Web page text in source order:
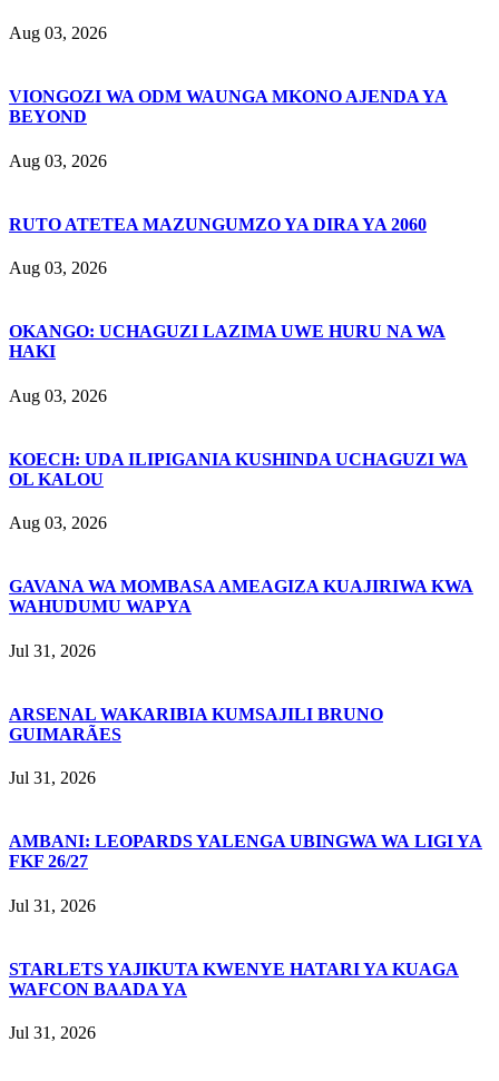
Aug 03, 2026
VIONGOZI WA ODM WAUNGA MKONO AJENDA YA
BEYOND
Aug 03, 2026
RUTO ATETEA MAZUNGUMZO YA DIRA YA 2060
Aug 03, 2026
OKANGO: UCHAGUZI LAZIMA UWE HURU NA WA
HAKI
Aug 03, 2026
KOECH: UDA ILIPIGANIA KUSHINDA UCHAGUZI WA
OL KALOU
Aug 03, 2026
GAVANA WA MOMBASA AMEAGIZA KUAJIRIWA KWA
WAHUDUMU WAPYA
Jul 31, 2026
ARSENAL WAKARIBIA KUMSAJILI BRUNO
GUIMARÃES
Jul 31, 2026
AMBANI: LEOPARDS YALENGA UBINGWA WA LIGI YA
FKF 26/27
Jul 31, 2026
STARLETS YAJIKUTA KWENYE HATARI YA KUAGA
WAFCON BAADA YA
Jul 31, 2026